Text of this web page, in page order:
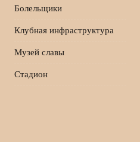
Болельщики
Клубная инфраструктура
Музей славы
Стадион